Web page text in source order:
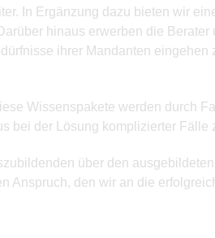
In Ergänzung dazu bieten wir
hinaus erwerben die Berater
ihrer Mandanten eingehen
Wissenspakete werden durch
bei der Lösung komplizierter Fälle
über den
Anspruch, den wir an die